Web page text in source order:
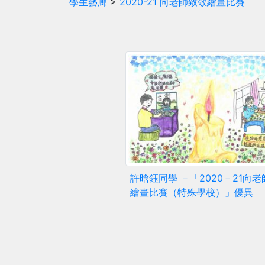
許晗鈺同學 －「2020－21向老
繪畫比賽（特殊學校）」優異